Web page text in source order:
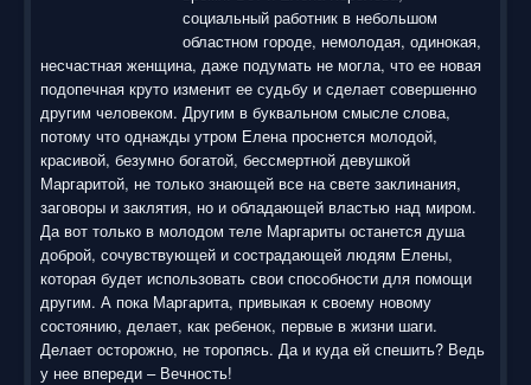
социальный работник в небольшом
областном городе, немолодая, одинокая,
несчастная женщина, даже подумать не могла, что ее новая
подопечная круто изменит ее судьбу и сделает совершенно
другим человеком. Другим в буквальном смысле слова,
потому что однажды утром Елена проснется молодой,
красивой, безумно богатой, бессмертной девушкой
Маргаритой, не только знающей все на свете заклинания,
заговоры и заклятия, но и обладающей властью над миром.
Да вот только в молодом теле Маргариты останется душа
доброй, сочувствующей и сострадающей людям Елены,
которая будет использовать свои способности для помощи
другим. А пока Маргарита, привыкая к своему новому
состоянию, делает, как ребенок, первые в жизни шаги.
Делает осторожно, не торопясь. Да и куда ей спешить? Ведь
у нее впереди – Вечность!